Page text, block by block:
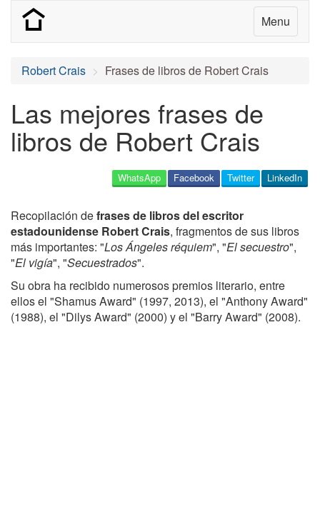
Menu
Robert Crais Frases de libros de Robert Crais
Las mejores frases de
libros de Robert Crais
LinkedIn
Twitter
Facebook
WhatsApp
Recopilación defrases de libros del escritor
estadounidense Robert Crais, fragmentos de sus libros
más importantes: "Los Ángeles réquiem", "El secuestro",
"El vigía", "Secuestrados".
Su obra ha recibido numerosos premios literario, entre
ellos el "Shamus Award" (1997, 2013), el "Anthony Award"
(1988), el "Dilys Award" (2000) y el "Barry Award" (2008).